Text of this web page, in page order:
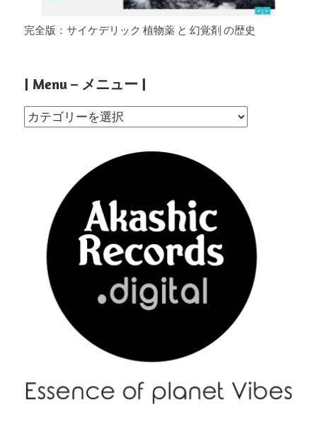
完全版：サイケデリック 植物薬 と 幻覚剤 の歴史
| Menu – メニュー |